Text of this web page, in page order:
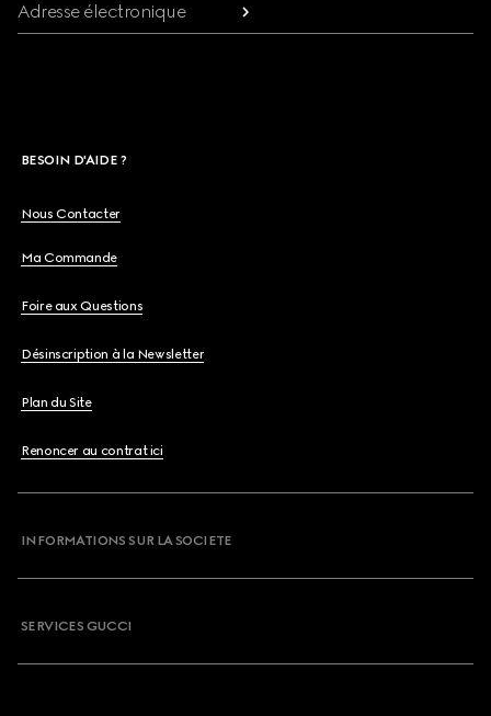
Adresse électronique
BESOIN D'AIDE ?
Nous Contacter
Ma Commande
Foire aux Questions
Désinscription à la Newsletter
Plan du Site
Renoncer au contrat ici
INFORMATIONS SUR LA SOCIETE
SERVICES GUCCI